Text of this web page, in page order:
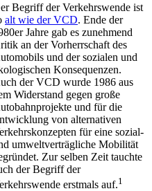
Begriff der Verkehrswende ist
alt wie der VCD. Ende der
Jahre gab es zunehmend
an der Vorherrschaft des
und der sozialen und
Konsequenzen.
der VCD wurde 1986 aus
Widerstand gegen große
und für die
von alternativen
für eine sozial-
umweltverträgliche Mobilität
Zur selben Zeit tauchte
der Begriff der
erstmals auf.1